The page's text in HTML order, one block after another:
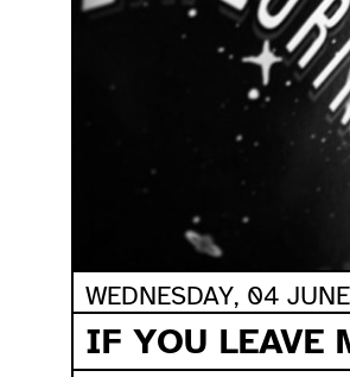
WEDNESDAY, 04
IF YOU LEAVE